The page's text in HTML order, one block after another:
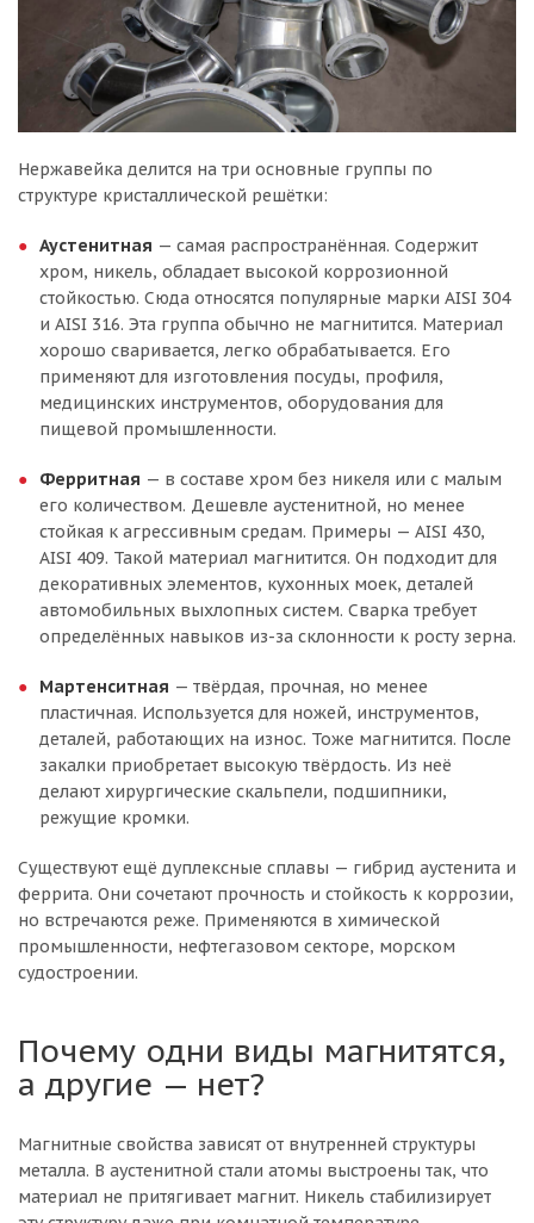
Нержавейка делится на три основные группы по
структуре кристаллической решётки:
Аустенитная — самая распространённая. Содержит
хром, никель, обладает высокой коррозионной
стойкостью. Сюда относятся популярные марки AISI 304
и AISI 316. Эта группа обычно не магнитится. Материал
хорошо сваривается, легко обрабатывается. Его
применяют для изготовления посуды, профиля,
медицинских инструментов, оборудования для
пищевой промышленности.
Ферритная — в составе хром без никеля или с малым
его количеством. Дешевле аустенитной, но менее
стойкая к агрессивным средам. Примеры — AISI 430,
AISI 409. Такой материал магнитится. Он подходит для
декоративных элементов, кухонных моек, деталей
автомобильных выхлопных систем. Сварка требует
определённых навыков из-за склонности к росту зерна.
Мартенситная — твёрдая, прочная, но менее
пластичная. Используется для ножей, инструментов,
деталей, работающих на износ. Тоже магнитится. После
закалки приобретает высокую твёрдость. Из неё
делают хирургические скальпели, подшипники,
режущие кромки.
Существуют ещё дуплексные сплавы — гибрид аустенита и
феррита. Они сочетают прочность и стойкость к коррозии,
но встречаются реже. Применяются в химической
промышленности, нефтегазовом секторе, морском
судостроении.
Почему одни виды магнитятся,
а другие — нет?
Магнитные свойства зависят от внутренней структуры
металла. В аустенитной стали атомы выстроены так, что
материал не притягивает магнит. Никель стабилизирует